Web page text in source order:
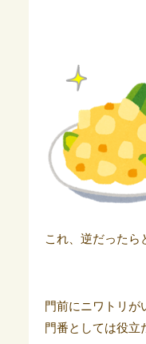
これ、逆だったら
門前にニワトリが
門番としては役立